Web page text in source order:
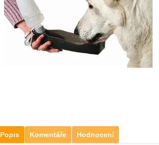
Popis Komentáře Hodnocení